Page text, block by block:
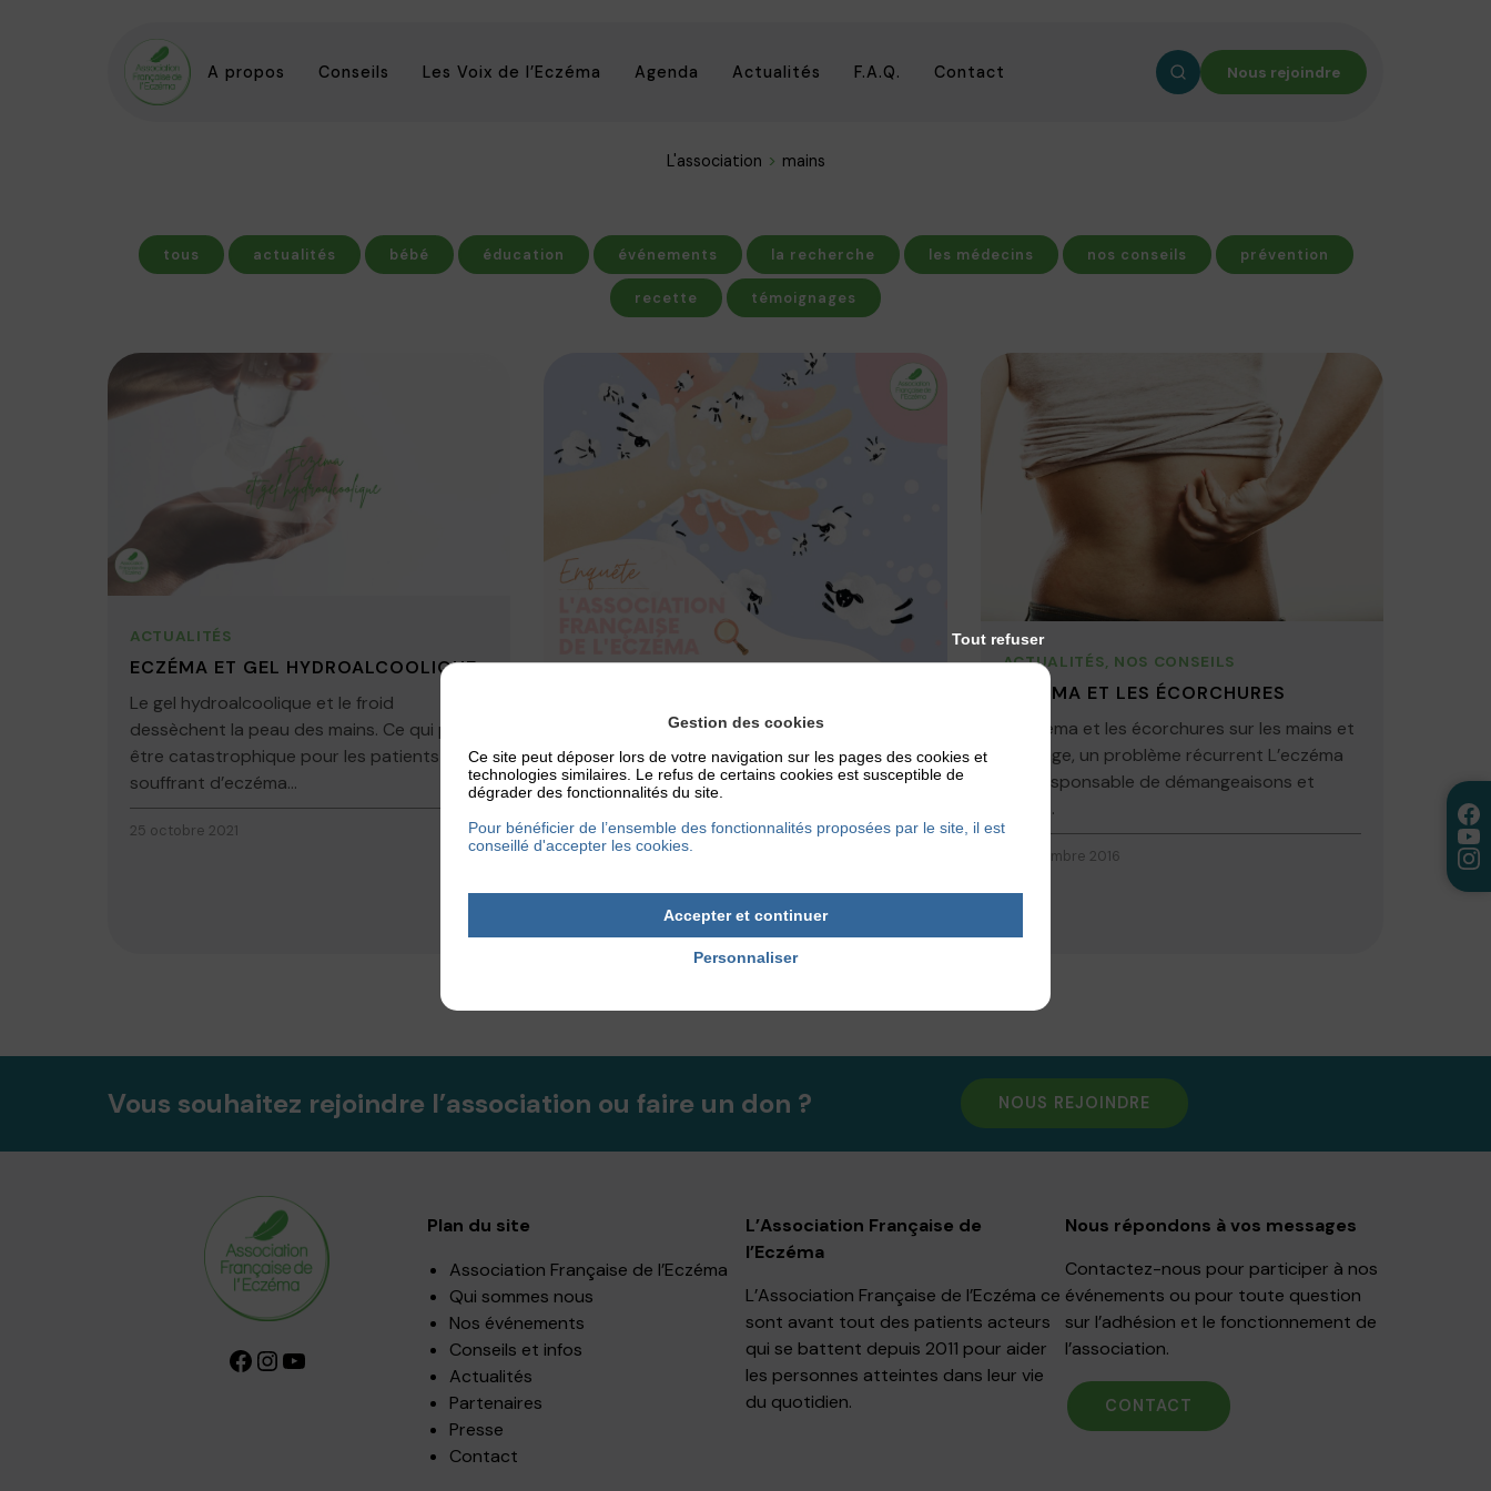
A propos Conseils Les Voix de l’Eczéma Agenda Actualités F.A.Q. Contact Nous rejoindre
L'association mains
tous actualités bébé éducation événements la recherche les médecins nos conseils prévention
recette témoignages
ACTUALITÉS
ECZÉMA ET GEL HYDROALCOOLIQUE
Le gel hydroalcoolique et le froid
dessèchent la peau des mains. Ce qui peut-
être catastrophique pour les patients
souffrant d’eczéma...
25 octobre 2021
ACTUALITÉS
ENQUÊTE : ECZÉMA, COVID 19 ET GEL
HYDROALCOOLIQUE
Pourquoi une enquête sur l’eczéma, la covid
19 et gel hydroalcoolique par notre
2 septembre 2020
ACTUALITÉS, NOS CONSEILS
ECZÉMA ET LES ÉCORCHURES
L’éczéma et les écorchures sur les mains et
le visage, un problème récurrent L’eczéma
est responsable de démangeaisons et
donc...
6 décembre 2016
Vous souhaitez rejoindre l’association ou faire un don ? NOUS REJOINDRE
Facebook Instagram YouTube
Plan du site
Association Française de l’Eczéma
Qui sommes nous
Nos événements
Conseils et infos
Actualités
Partenaires
Presse
Contact
L’Association Française de
l’Eczéma
L’Association Française de l’Eczéma ce
sont avant tout des patients acteurs
qui se battent depuis 2011 pour aider
les personnes atteintes dans leur vie
du quotidien.
Nous répondons à vos messages
Contactez-nous pour participer à nos
événements ou pour toute question
sur l’adhésion et le fonctionnement de
l’association.
CONTACT
Gestion des cookies
Ce site peut déposer lors de votre navigation sur les pages des cookies et
technologies similaires. Le refus de certains cookies est susceptible de
dégrader des fonctionnalités du site.
Pour bénéficier de l’ensemble des fonctionnalités proposées par le site, il est
conseillé d'accepter les cookies.
Accepter et continuer
Tout refuser
Personnaliser